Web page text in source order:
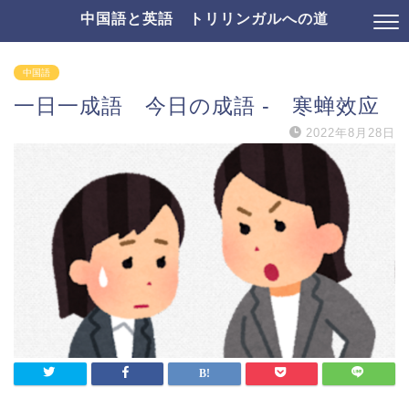
中国語と英語 トリリンガルへの道
中国語
一日一成語 今日の成語 - 寒蝉效应
2022年8月28日